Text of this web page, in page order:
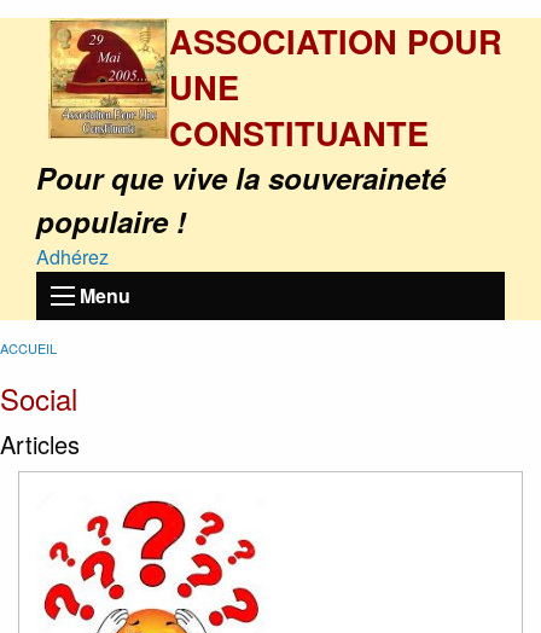
ASSOCIATION POUR
UNE
CONSTITUANTE
Pour que vive la souveraineté
populaire !
Adhérez
Menu
ACCUEIL
Social
Articles